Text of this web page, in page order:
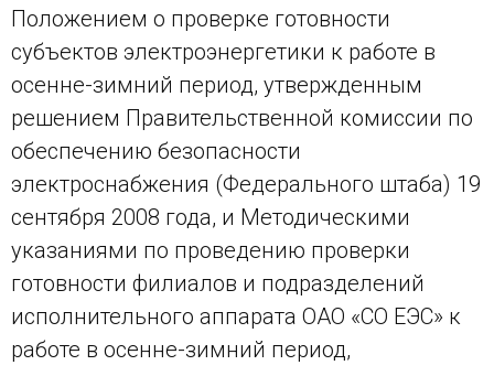
Положением о проверке готовности
субъектов электроэнергетики к работе в
осенне-зимний период, утвержденным
решением Правительственной комиссии по
обеспечению безопасности
электроснабжения (Федерального штаба) 19
сентября 2008 года, и Методическими
указаниями по проведению проверки
готовности филиалов и подразделений
исполнительного аппарата ОАО «СО ЕЭС» к
работе в осенне-зимний период,